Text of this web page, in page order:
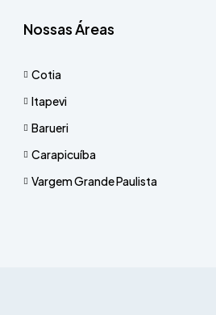
Nossas Áreas
Cotia
Itapevi
Barueri
Carapicuíba
Vargem Grande Paulista